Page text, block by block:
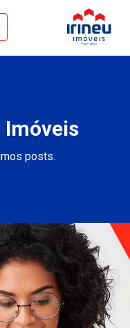
Imóveis
posts.